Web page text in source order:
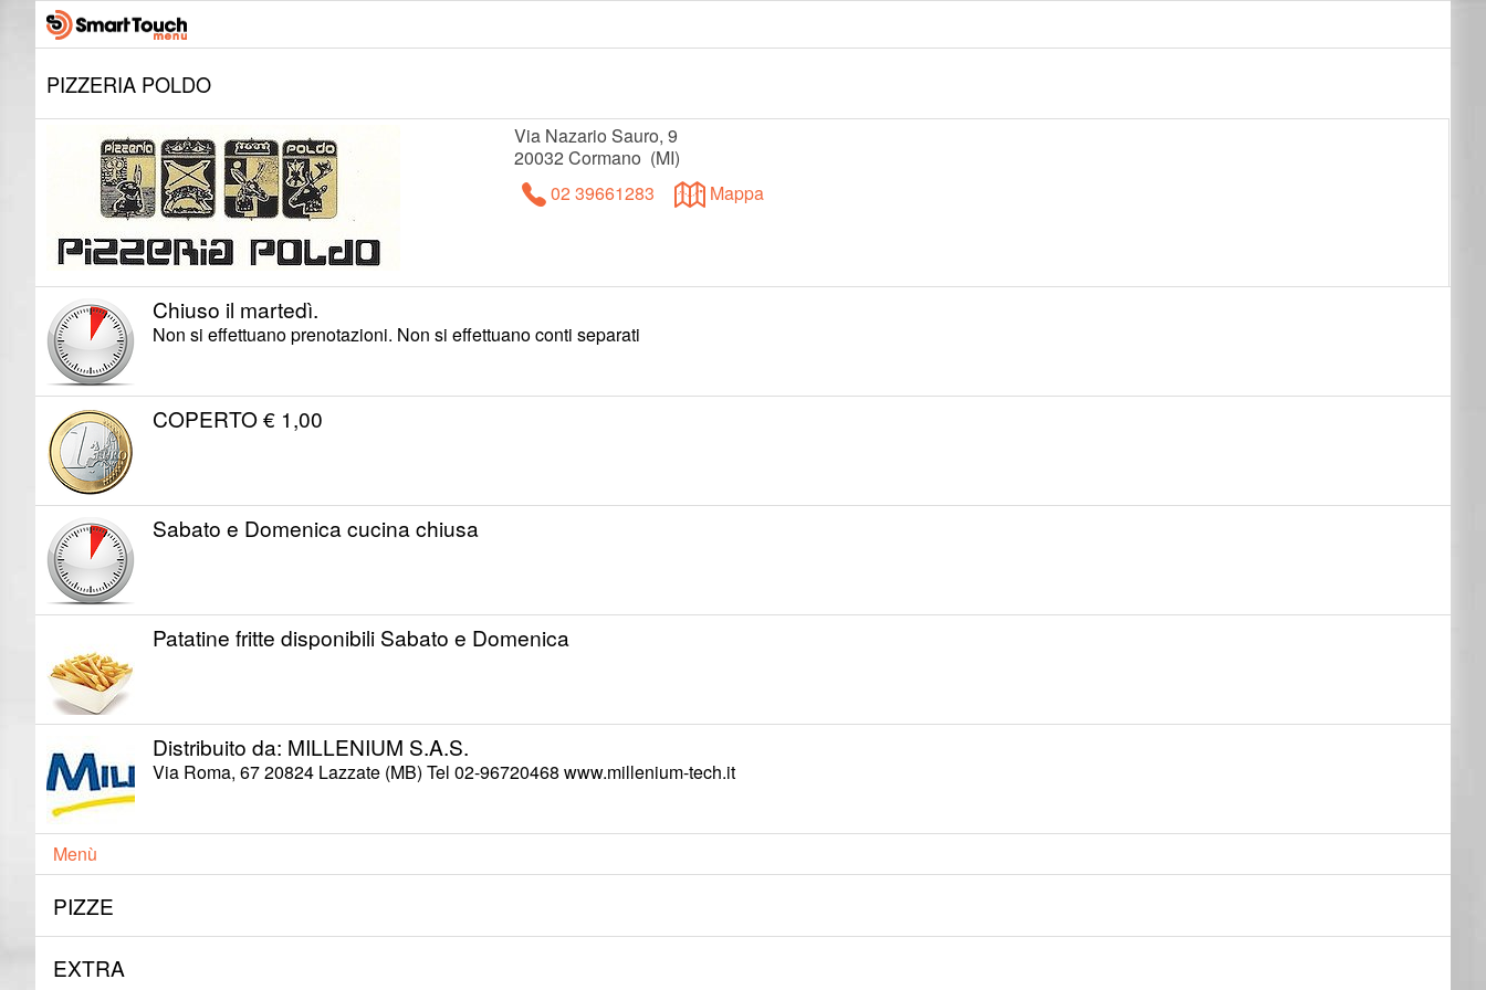
PIZZERIA POLDO
Via Nazario Sauro, 9
20032 Cormano (MI)
02 39661283
Mappa
Chiuso il martedì.
Non si effettuano prenotazioni. Non si effettuano conti separati
COPERTO € 1,00
Sabato e Domenica cucina chiusa
Patatine fritte disponibili Sabato e Domenica
Distribuito da: MILLENIUM S.A.S.
Via Roma, 67 20824 Lazzate (MB) Tel 02-96720468 www.millenium-tech.it
Menù
PIZZE
EXTRA